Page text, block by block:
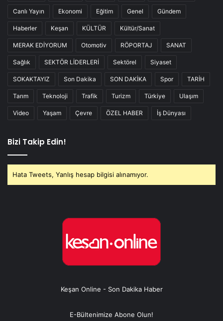
Canlı Yayın Ekonomi Eğitim Genel Gündem
Haberler Keşan KÜLTÜR Kültür/Sanat
MERAK EDİYORUM Otomotiv RÖPORTAJ SANAT
Sağlık SEKTÖR LİDERLERİ Sektörel Siyaset
SOKAKTAYIZ Son Dakika SON DAKİKA Spor TARİH
Tarım Teknoloji Trafik Turizm Türkiye Ulaşım
Video Yaşam Çevre ÖZEL HABER İş Dünyası
Bizi Takip Edin!
Hata Tweets, Yanlış hesap bilgisi alınamıyor.
Keşan Online - Son Dakika Haber
E-Bültenimize Abone Olun!